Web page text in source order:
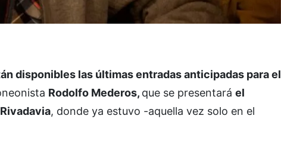
disponibles las últimas entradas anticipadas para el
Rodolfo Mederos, que se presentará el
, donde ya estuvo -aquella vez solo en el